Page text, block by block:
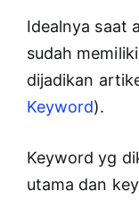
Idealnya saat
sudah
dijadikan
Keyword).
Keyword yg
utama dan